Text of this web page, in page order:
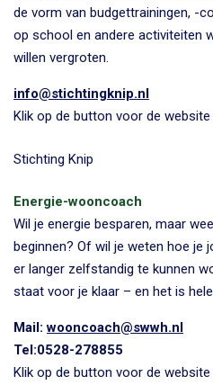
de vorm van budgettrainingen, -
op school en andere activiteiten
willen vergroten.
info@stichtingknip.nl
Klik op de button voor de website
Stichting Knip
Energie-wooncoach
Wil je energie besparen, maar
beginnen? Of wil je weten hoe je
er langer zelfstandig te kunnen
staat voor je klaar – en het is
Mail:wooncoach@swwh.nl
Tel:0528-278855
Klik op de button voor de website